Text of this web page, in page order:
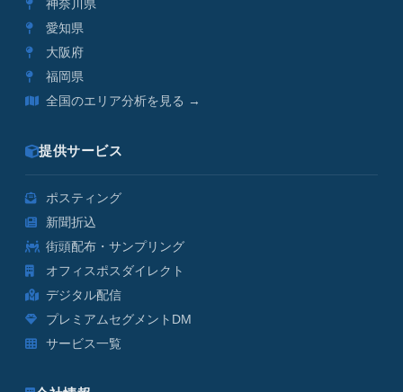
神奈川県
愛知県
大阪府
福岡県
全国のエリア分析を見る →
提供サービス
ポスティング
新聞折込
街頭配布・サンプリング
オフィスポスダイレクト
デジタル配信
プレミアムセグメントDM
サービス一覧